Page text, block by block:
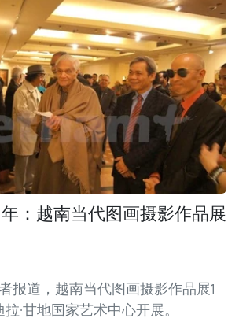
：越南当代图画摄影作品展
报道，越南当代图画摄影作品展1
·甘地国家艺术中心开展。